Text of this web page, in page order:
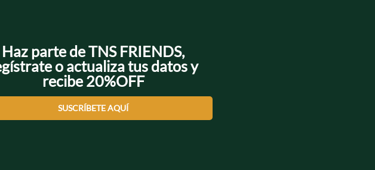
Haz parte de TNS FRIENDS,
o actualiza tus datos y
recibe 20%OFF
SUSCRÍBETE AQUÍ